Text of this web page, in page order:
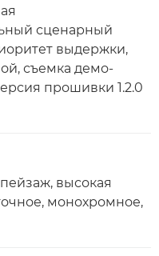
сценарный
выдержки,
съемка демо-
прошивки 1.2.0
высокая
монохромное,